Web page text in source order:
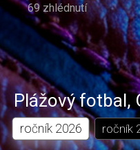
69 zhlédnutí
Plážový fotbal,
ročník 2026 ročník